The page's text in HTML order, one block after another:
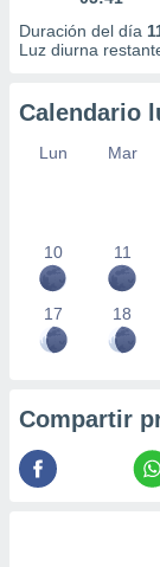
Duración del día
Luz diurna
Calendario
Lun Mar
10 11
17 18
Compartir